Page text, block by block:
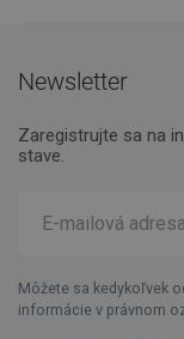
Newsletter
Zaregistrujte sa na
stave.
Môžete sa kedykoľvek
informácie v právnom